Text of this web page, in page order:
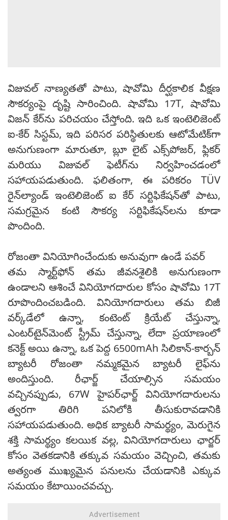
విజువల్ నాణ్యతతో పాటు, షావోమి దీర్ఘకాలిక వీక్షణ
సౌకర్యంపై దృష్టి సారించింది. షావోమి 17T, షావోమి
విజన్ కేర్‌ను పరిచయం చేస్తోంది. ఇది ఒక ఇంటెలిజెంట్
ఐ-కేర్ సిస్టమ్, ఇది పరిసర పరిస్థితులకు ఆటోమేటిక్‌గా
అనుగుణంగా మారుతూ, బ్లూ లైట్ ఎక్స్‌పోజర్, ఫ్లికర్
మరియు విజువల్ ఫెటీగ్‌ను నిర్వహించడంలో
సహాయపడుతుంది. ఫలితంగా, ఈ పరికరం TÜV
రైన్‌ల్యాండ్ ఇంటెలిజెంట్ ఐ కేర్ సర్టిఫికేషన్‌తో పాటు,
సమగ్రమైన కంటి సౌకర్య సర్టిఫికేషన్‌లను కూడా
పొందింది.
రోజంతా వినియోగించేందుకు అనువుగా ఉండే పవర్
తమ స్మార్ట్‌ఫోన్ తమ జీవనశైలికి అనుగుణంగా
ఉండాలని ఆశించే వినియోగదారుల కోసం షావోమి 17T
రూపొందించబడింది. వినియోగదారులు తమ బిజీ
వర్క్‌డేలో ఉన్నా, కంటెంట్ క్రియేట్ చేస్తున్నా,
ఎంటర్‌టైన్‌మెంట్ స్ట్రీమ్ చేస్తున్నా, లేదా ప్రయాణంలో
కనెక్ట్ అయి ఉన్నా, ఒక పెద్ద 6500mAh సిలికాన్-కార్బన్
బ్యాటరీ రోజంతా నమ్మకమైన బ్యాటరీ లైఫ్‌ను
అందిస్తుంది. రీఛార్జ్ చేయాల్సిన సమయం
వచ్చినప్పుడు, 67W హైపర్‌ఛార్జ్ వినియోగదారులను
త్వరగా తిరిగి పనిలోకి తీసుకురావడానికి
సహాయపడుతుంది. అధిక బ్యాటరీ సామర్థ్యం, మెరుగైన
శక్తి సామర్థ్యం కలయిక వల్ల, వినియోగదారులు ఛార్జర్
కోసం వెతకడానికి తక్కువ సమయం వెచ్చించి, తమకు
అత్యంత ముఖ్యమైన పనులను చేయడానికి ఎక్కువ
సమయం కేటాయించవచ్చు.